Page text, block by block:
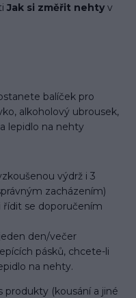
Jak si změřit nehty v
balíček pro
alkoholový ubrousek,
lepidlo na nehty
výdrž i 3
zacházením)
řídit se doporučením
den/večer
pásků, chcete-li
na nehty.
produkty (kousání a jiné